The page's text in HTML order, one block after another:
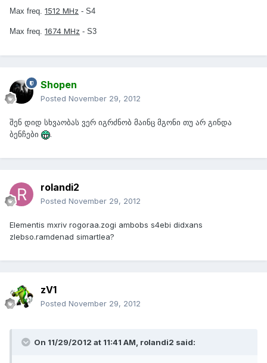
Max freq. 1512 MHz - S4
Max freq. 1674 MHz - S3
Shopen
Posted November 29, 2012
შენ დიდ სხვაობას ვერ იგრძნობ მაინც მგონი თუ არ გინდა
ბენჩები
.
rolandi2
Posted November 29, 2012
Elementis mxriv rogoraa.zogi ambobs s4ebi didxans
zlebso.ramdenad simartlea?
zV1
Posted November 29, 2012
On 11/29/2012 at 11:41 AM, rolandi2 said: